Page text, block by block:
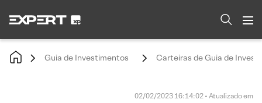
Guia de Investimentos Carteiras de Guia de
02/02/2023 16:14:02 • Atualizado em